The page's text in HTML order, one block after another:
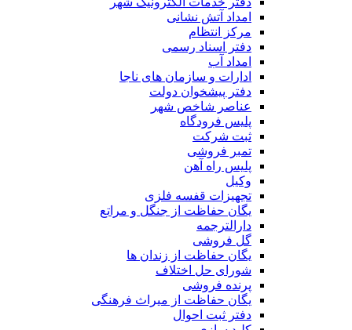
امداد آتش نشانی
مرکز انتظام
دفتر اسناد رسمی
امداد آب
ادارات و سازمان های ناجا
دفتر پیشخوان دولت
عناصر شاخص شهر
پلیس فرودگاه
ثبت شرکت
تمبر فروشی
پلیس راه آهن
وکیل
تجهیزات قفسه فلزی
یگان حفاظت از جنگل و مراتع
دارالترجمه
گل فروشی
یگان حفاظت از زندان ها
شورای حل اختلاف
پرنده فروشی
یگان حفاظت از میراث فرهنگی
دفتر ثبت احوال